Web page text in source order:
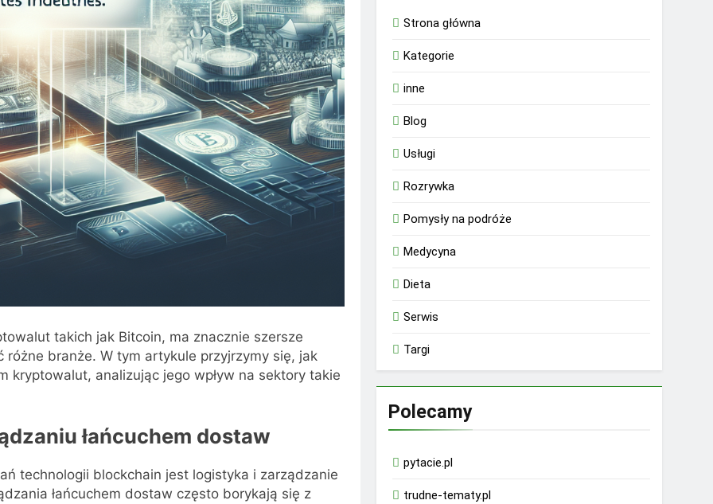
takich jak Bitcoin, ma znacznie szersze
branże. W tym artykule przyjrzymy się, jak
analizując jego wpływ na sektory takie
łańcuchem dostaw
technologii blockchain jest logistyka i zarządzanie
łańcuchem dostaw często borykają się z
Strona główna
Kategorie
inne
Blog
Usługi
Rozrywka
Pomysły na podróże
Medycyna
Dieta
Serwis
Targi
Polecamy
pytacie.pl
trudne-tematy.pl